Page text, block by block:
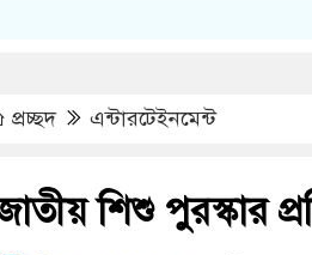
প্রচ্ছদ এন্টারটেইনমেন্ট
শিশু পুরস্কার